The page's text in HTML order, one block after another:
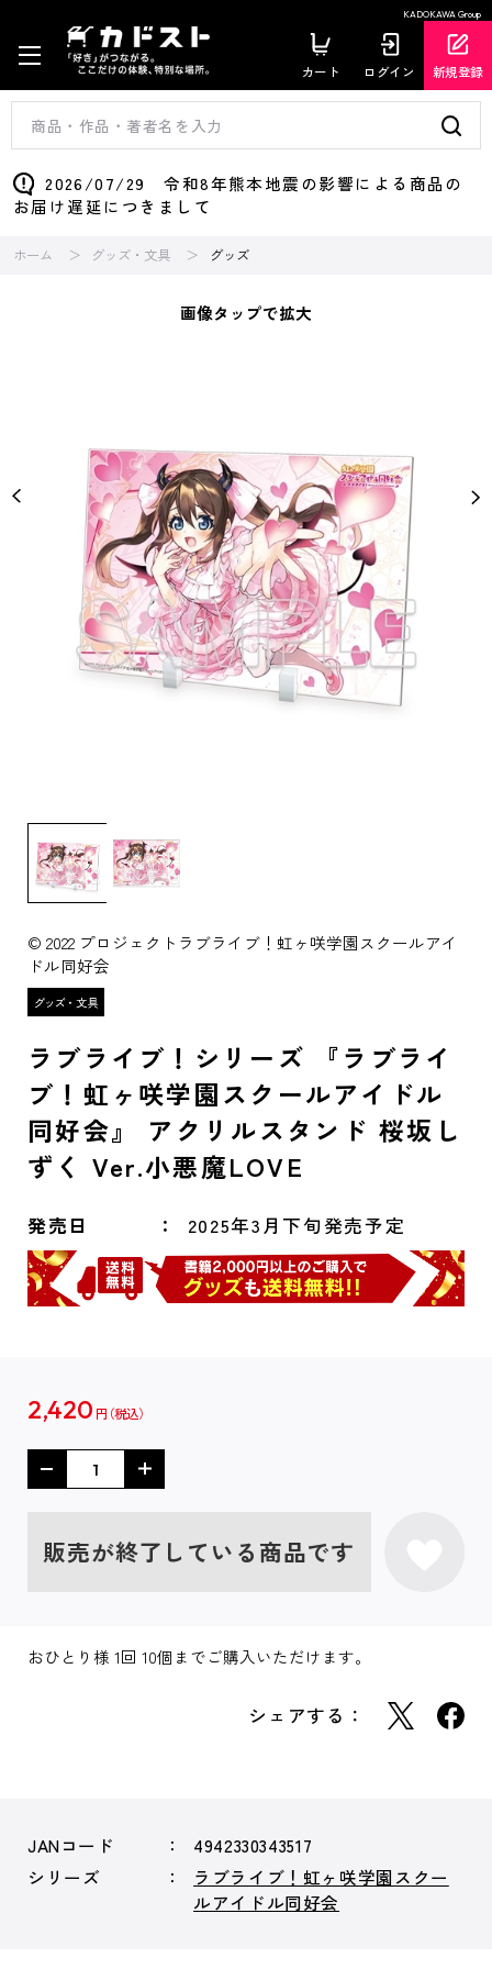
KADOKAWA Group
カート ログイン 新規登録
2026/07/29 令和8年熊本地震の影響による商品の
お届け遅延につきまして
ホーム グッズ・文具 グッズ
画像タップで拡大
© 2022 プロジェクトラブライブ！虹ヶ咲学園スクールアイ
ドル同好会
ラブライブ！シリーズ 『ラブライ
ブ！虹ヶ咲学園スクールアイドル
同好会』 アクリルスタンド 桜坂し
ずく Ver.小悪魔LOVE
発売日 2025年3月下旬発売予定
2,420 円
販売が終了している商品です
おひとり様 1回 10個までご購入いただけます。
シェアする：
JANコード
4942330343517
シリーズ
ラブライブ！虹ヶ咲学園スクー
ルアイドル同好会